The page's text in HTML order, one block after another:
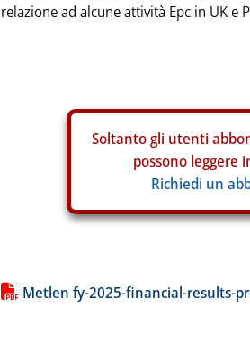
relazione ad alcune attività Epc in UK e
Soltanto gli utenti
possono leggere
Richiedi un
Lista allegati PDF alla notizia
Metlen fy-2025-financial-results-